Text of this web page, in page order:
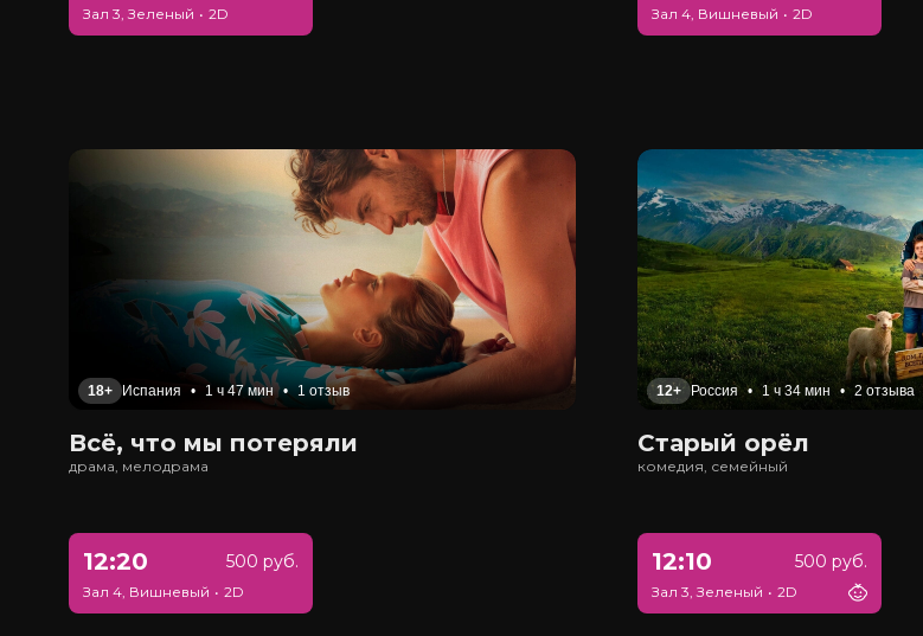
Зал 3, Зеленый • 2D Зал 4, Вишневый • 2D
18+ Испания • 1 ч 47 мин • 1 отзыв
Всё, что мы потеряли
драма, мелодрама
12:20 500 руб.
Зал 4, Вишневый • 2D
12+ Россия • 1 ч 34 мин • 2 отзыва
Старый орёл
комедия, семейный
12:10 500 руб.
Зал 3, Зеленый • 2D